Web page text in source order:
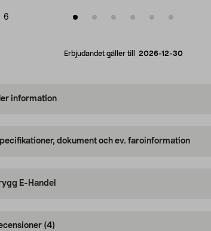
6
Erbjudandet gäller till 2026-12-30
information
dokument och ev. faroinformation
E-Handel
(4)